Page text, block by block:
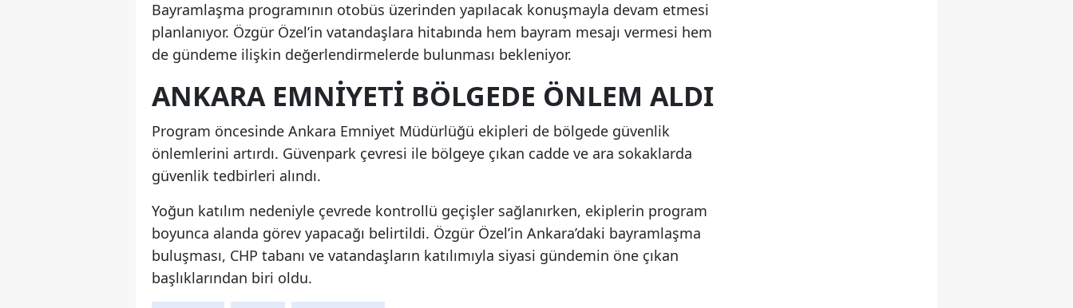
Bayramlaşma programının otobüs üzerinden yapılacak konuşmayla devam etmesi
planlanıyor. Özgür Özel’in vatandaşlara hitabında hem bayram mesajı vermesi hem
de gündeme ilişkin değerlendirmelerde bulunması bekleniyor.
ANKARA EMNIYETI BÖLGEDE ÖNLEM ALDI
Program öncesinde Ankara Emniyet Müdürlüğü ekipleri de bölgede güvenlik
önlemlerini artırdı. Güvenpark çevresi ile bölgeye çıkan cadde ve ara sokaklarda
güvenlik tedbirleri alındı.
Yoğun katılım nedeniyle çevrede kontrollü geçişler sağlanırken, ekiplerin program
boyunca alanda görev yapacağı belirtildi. Özgür Özel’in Ankara’daki bayramlaşma
buluşması, CHP tabanı ve vatandaşların katılımıyla siyasi gündemin öne çıkan
başlıklarından biri oldu.